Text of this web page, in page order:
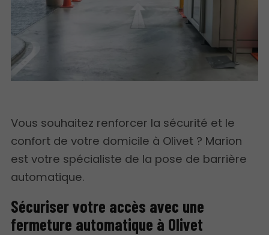
Vous souhaitez renforcer la sécurité et le
confort de votre domicile à Olivet ? Marion
est votre spécialiste de la pose de barrière
automatique.
Sécuriser votre accès avec une
fermeture automatique à Olivet